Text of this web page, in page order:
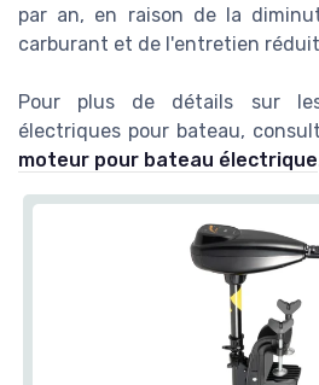
par an, en raison de la
carburant et de l'entretien
Pour plus de détails sur
électriques pour bateau,
moteur pour bateau électrique